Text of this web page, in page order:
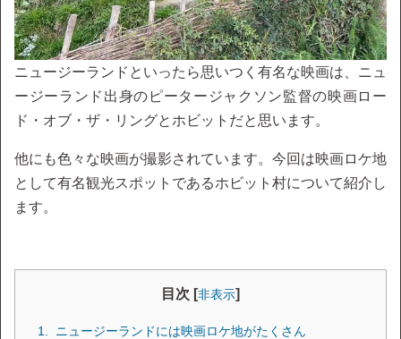
ニュージーランドといったら思いつく有名な映画は、ニュ
ージーランド出身のピータージャクソン監督の映画ロー
ド・オブ・ザ・リングとホビットだと思います。
他にも色々な映画が撮影されています。今回は映画ロケ地
として有名観光スポットであるホビット村について紹介し
ます。
目次 [非表示]
ニュージーランドには映画ロケ地がたくさん